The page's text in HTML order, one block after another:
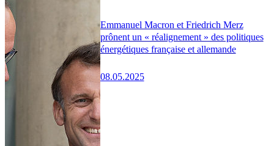
Emmanuel Macron et Friedrich Merz
prônent un « réalignement » des politiques
énergétiques française et allemande
08.05.2025